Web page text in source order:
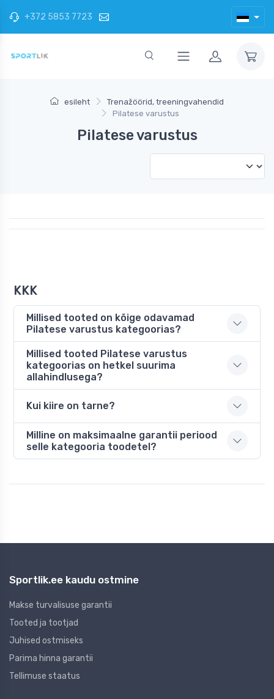
+372 5853 7723
esileht
Trenažöörid, treeningvahendid
Pilatese varustus
Pilatese varustus
KKK
Millised tooted on kõige odavamad
Pilatese varustus kategoorias?
Millised tooted Pilatese varustus
kategoorias on hetkel suurima
allahindlusega?
Kui kiire on tarne?
Milline on maksimaalne garantii periood
selle kategooria toodetel?
Sportlik.ee kaudu ostmine
Makse turvalisuse garantii
Tooted ja tootjad
Juhised ostmiseks
Parima hinna garantii
Tellimuse staatus